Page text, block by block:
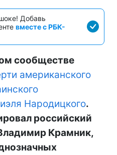
Добавь
вместе с РБК-
сообществе
американского
Народицкого.
российский
Крамник,